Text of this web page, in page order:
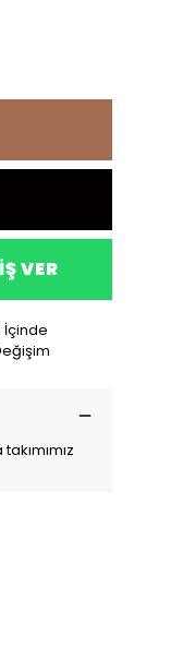
VER
İçinde